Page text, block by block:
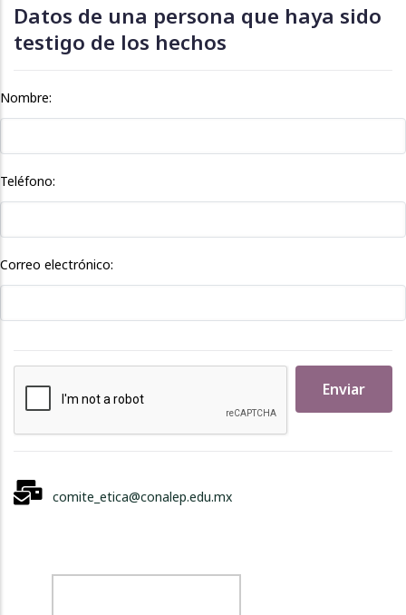
Datos de una persona que haya sido
testigo de los hechos
Nombre:
Teléfono:
Correo electrónico:
Enviar
comite_etica@conalep.edu.mx